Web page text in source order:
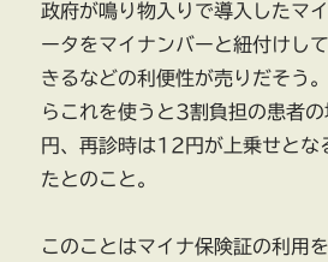
政府が鳴り物入りで導入したマ
ータをマイナンバーと紐付けし
きるなどの利便性が売りだそう
らこれを使うと3割負担の患者
円、再診時は12円が上乗せとな
たとのこと。
このことはマイナ保険証の利用